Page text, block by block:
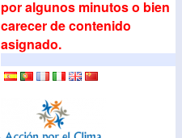
por algunos minutos o bien
carecer de contenido
asignado.